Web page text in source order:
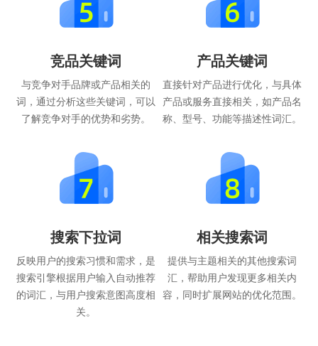
竞品关键词
与竞争对手品牌或产品相关的
词，通过分析这些关键词，可以
了解竞争对手的优势和劣势。
产品关键词
直接针对产品进行优化，与具体
产品或服务直接相关，如产品名
称、型号、功能等描述性词汇。
搜索下拉词
反映用户的搜索习惯和需求，是
搜索引擎根据用户输入自动推荐
的词汇，与用户搜索意图高度相
关。
相关搜索词
提供与主题相关的其他搜索词
汇，帮助用户发现更多相关内
容，同时扩展网站的优化范围。